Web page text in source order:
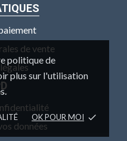
politique de
plus sur l'utilisation
OK POUR MOI done
de vente
données